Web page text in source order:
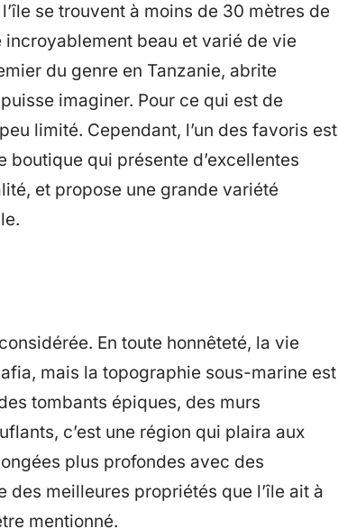
se trouvent à moins de 30 mètres de
beau et varié de vie
du genre en Tanzanie, abrite
imaginer. Pour ce qui est de
limité. Cependant, l’un des favoris est
qui présente d’excellentes
et propose une grande variété
En toute honnêteté, la vie
mais la topographie sous-marine est
tombants épiques, des murs
c’est une région qui plaira aux
plus profondes avec des
des meilleures propriétés que l’île ait à
mentionné.